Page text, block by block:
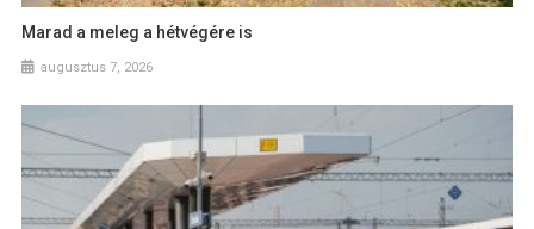
Marad a meleg a hétvégére is
augusztus 7, 2026